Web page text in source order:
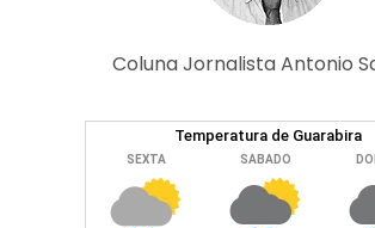
Coluna Jornalista Antonio